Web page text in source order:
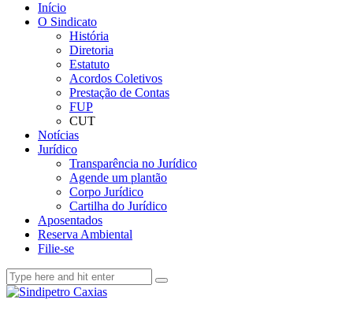
Início
O Sindicato
História
Diretoria
Estatuto
Acordos Coletivos
Prestação de Contas
FUP
CUT
Notícias
Jurídico
Transparência no Jurídico
Agende um plantão
Corpo Jurídico
Cartilha do Jurídico
Aposentados
Reserva Ambiental
Filie-se